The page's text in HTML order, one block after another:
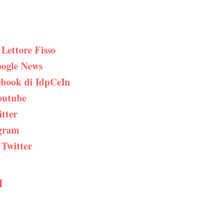
Fisso
News
di IdpCeIn